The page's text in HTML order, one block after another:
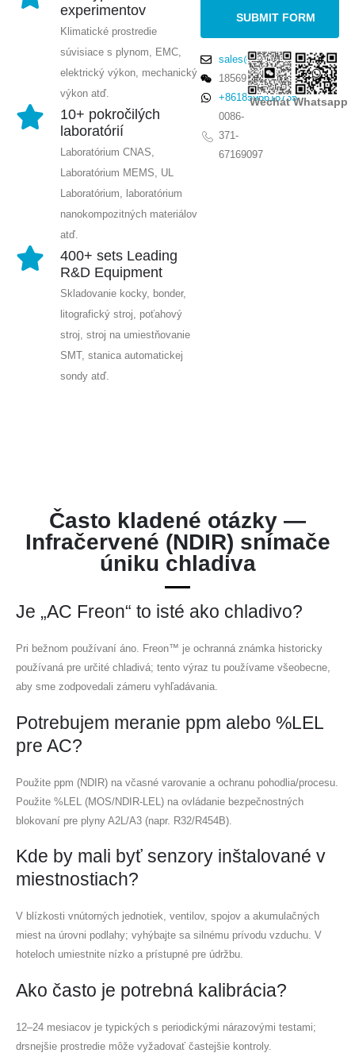
experimentov
Klimatické prostredie
súvisiace s plynom, EMC,
elektrický výkon, mechanický
výkon atď.
10+ pokročilých
laboratórií
Laboratórium CNAS,
Laboratórium MEMS, UL
Laboratórium, laboratórium
nanokompozitných materiálov
atď.
400+ sets Leading
R&D Equipment
Skladovanie kocky, bonder,
litografický stroj, poťahový
stroj, stroj na umiestňovanie
SMT, stanica automatickej
sondy atď.
sales@winsensor.com
18569903598
+8618595618735
0086-
371-
67169097
Wechat Whatsapp
Často kladené otázky —
Infračervené (NDIR) snímače
úniku chladiva
Je „AC Freon“ to isté ako chladivo?
Pri bežnom používaní áno. Freon™ je ochranná známka historicky
používaná pre určité chladivá; tento výraz tu používame všeobecne,
aby sme zodpovedali zámeru vyhľadávania.
Potrebujem meranie ppm alebo %LEL
pre AC?
Použite ppm (NDIR) na včasné varovanie a ochranu pohodlia/procesu.
Použite %LEL (MOS/NDIR-LEL) na ovládanie bezpečnostných
blokovaní pre plyny A2L/A3 (napr. R32/R454B).
Kde by mali byť senzory inštalované v
miestnostiach?
V blízkosti vnútorných jednotiek, ventilov, spojov a akumulačných
miest na úrovni podlahy; vyhýbajte sa silnému prívodu vzduchu. V
hoteloch umiestnite nízko a prístupné pre údržbu.
Ako často je potrebná kalibrácia?
12–24 mesiacov je typických s periodickými nárazovými testami;
drsnejšie prostredie môže vyžadovať častejšie kontroly.